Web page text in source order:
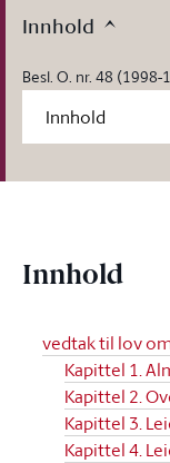
Innhold
Besl. O. nr. 48 (1998-
Innhold
vedtak til lov
Kapittel 1.
Kapittel 2.
Kapittel 3.
Kapittel 4.